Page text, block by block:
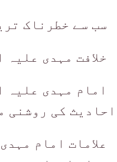
سب سے خطرناک
خلافت مہدی
امام مہدی علیہ
احادیث کی روشنی
علامات امام